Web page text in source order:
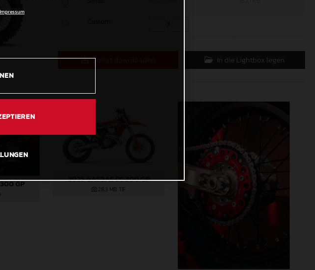
Sofort downloaden In die Lightbox legen
GP 2025 GASGAS EC 300 GP
28,3 MB .TIF
Impressum